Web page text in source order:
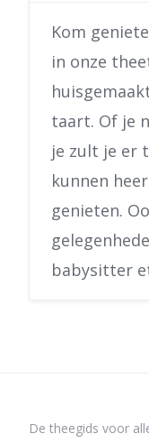
Kom
in onze
taart. Of je
je zult je er
kunnen
genieten.
babysitter
De theegids voor